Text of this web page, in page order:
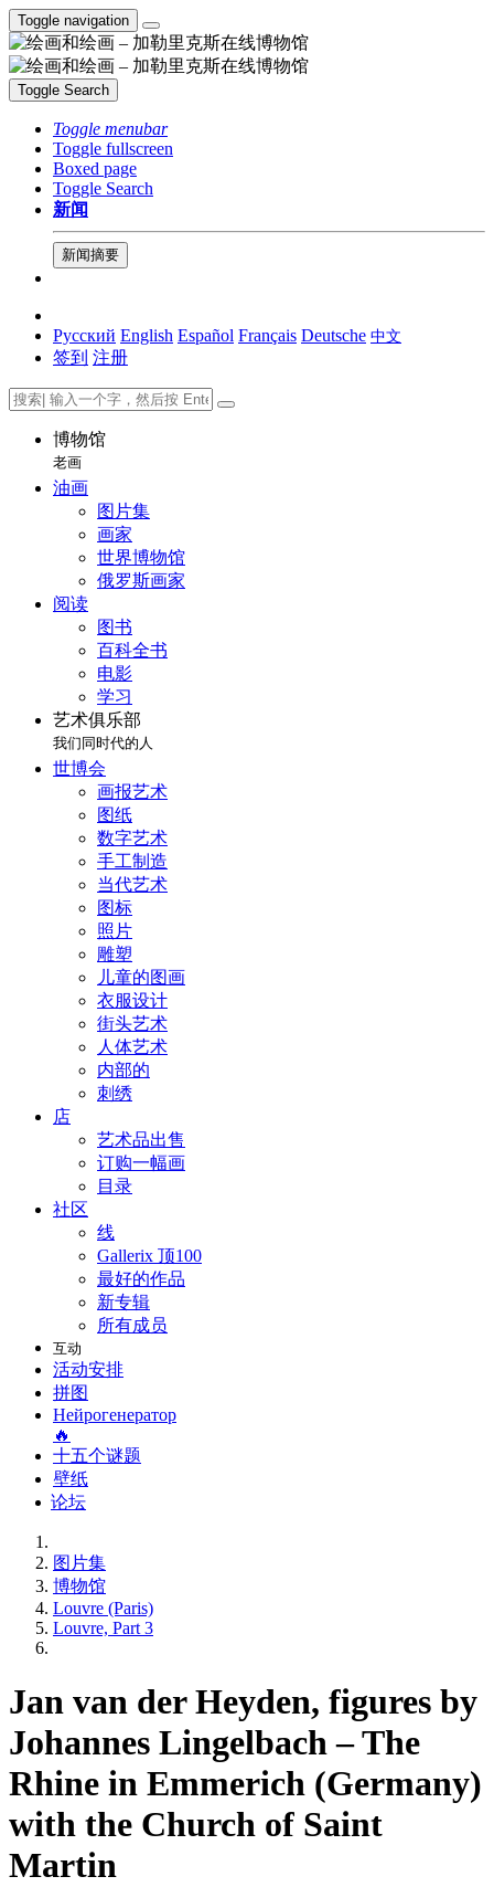
Toggle navigation
Toggle Search
Toggle menubar
Toggle fullscreen
Boxed page
Toggle Search
新闻
新闻摘要
Русский English Español Français Deutsche 中文
签到 注册
博物馆
老画
油画
图片集
画家
世界博物馆
俄罗斯画家
阅读
图书
百科全书
电影
学习
艺术俱乐部
我们同时代的人
世博会
画报艺术
图纸
数字艺术
手工制造
当代艺术
图标
照片
雕塑
儿童的图画
衣服设计
街头艺术
人体艺术
内部的
刺绣
店
艺术品出售
订购一幅画
目录
社区
线
Gallerix 顶100
最好的作品
新专辑
所有成员
互动
活动安排
拼图
Нейрогенератор
🔥
十五个谜题
壁纸
论坛
图片集
博物馆
Louvre (Paris)
Louvre, Part 3
Jan van der Heyden, figures by
Johannes Lingelbach – The
Rhine in Emmerich (Germany)
with the Church of Saint
Martin